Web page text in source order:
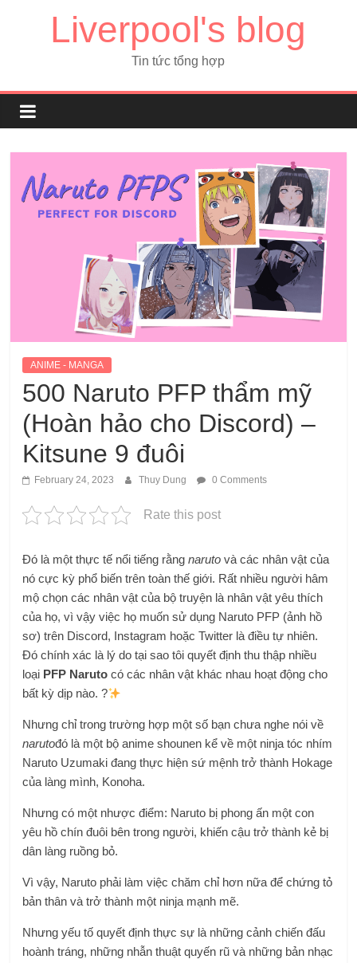
Liverpool's blog
Tin tức tổng hợp
ANIME - MANGA
500 Naruto PFP thẩm mỹ
(Hoàn hảo cho Discord) –
Kitsune 9 đuôi
February 24, 2023 Thuy Dung 0 Comments
Rate this post
Đó là một thực tế nổi tiếng rằngnaruto và các nhân vật của
nó cực kỳ phổ biến trên toàn thế giới. Rất nhiều người hâm
mộ chọn các nhân vật của bộ truyện là nhân vật yêu thích
của họ, vì vậy việc họ muốn sử dụng Naruto PFP (ảnh hồ
sơ) trên Discord, Instagram hoặc Twitter là điều tự nhiên.
Đó chính xác là lý do tại sao tôi quyết định thu thập nhiều
loại PFP Naruto có các nhân vật khác nhau hoạt động cho
bất kỳ dịp nào. ?
Nhưng chỉ trong trường hợp một số bạn chưa nghe nói về
narutođó là một bộ anime shounen kể về một ninja tóc nhím
Naruto Uzumaki đang thực hiện sứ mệnh trở thành Hokage
của làng mình, Konoha.
Nhưng có một nhược điểm: Naruto bị phong ấn một con
yêu hồ chín đuôi bên trong người, khiến cậu trở thành kẻ bị
dân làng ruồng bỏ.
Vì vậy, Naruto phải làm việc chăm chỉ hơn nữa để chứng tỏ
bản thân và trở thành một ninja mạnh mẽ.
Nhưng yếu tố quyết định thực sự là những cảnh chiến đấu
hoành tráng, những nhẫn thuật quyến rũ và những bản nhạc